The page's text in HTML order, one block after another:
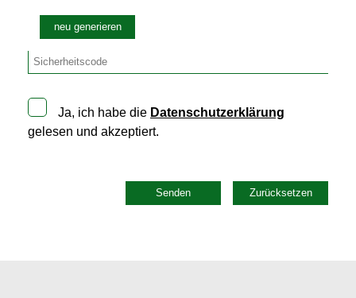
neu generieren
Ja, ich habe die Datenschutzerklärung
gelesen und akzeptiert.
Senden Zurücksetzen